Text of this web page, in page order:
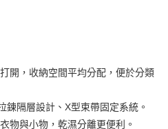
開，收納空間平均分配，便於分類
鍊隔層設計、X型束帶固定系統。
物與小物，乾濕分離更便利。